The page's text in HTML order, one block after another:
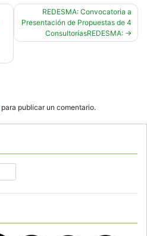
REDESMA: Convocatoria a
Presentación de Propuestas de 4
ConsultoríasREDESMA:
para publicar un comentario.